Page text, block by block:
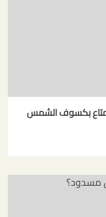
بكسوف الشمس